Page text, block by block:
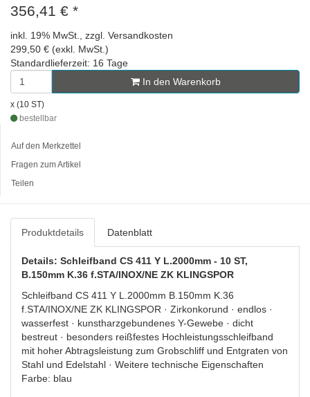
356,41 € *
inkl. 19% MwSt., zzgl. Versandkosten
299,50 € (exkl. MwSt.)
Standardlieferzeit: 16 Tage
In den Warenkorb
x (10 ST)
bestellbar
Auf den Merkzettel
Fragen zum Artikel
Teilen
Produktdetails Datenblatt
Details: Schleifband CS 411 Y L.2000mm - 10 ST,
B.150mm K.36 f.STA/INOX/NE ZK KLINGSPOR
Schleifband CS 411 Y L.2000mm B.150mm K.36
f.STA/INOX/NE ZK KLINGSPOR · Zirkonkorund · endlos ·
wasserfest · kunstharzgebundenes Y-Gewebe · dicht
bestreut · besonders reißfestes Hochleistungsschleifband
mit hoher Abtragsleistung zum Grobschliff und Entgraten von
Stahl und Edelstahl · Weitere technische Eigenschaften
Farbe: blau